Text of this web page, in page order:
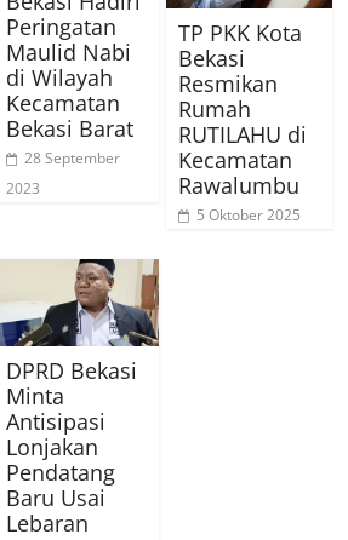
Peringatan
Maulid Nabi
di Wilayah
Kecamatan
Bekasi Barat
28 September
2023
TP PKK Kota
Bekasi
Resmikan
Rumah
RUTILAHU di
Kecamatan
Rawalumbu
5 Oktober 2025
DPRD Bekasi
Minta
Antisipasi
Lonjakan
Pendatang
Baru Usai
Lebaran